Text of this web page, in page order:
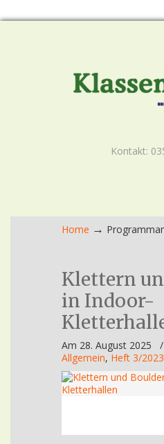
Kontakt:
Home →
Klettern
in Indoor-
Am 28. August 2025
/
Allgemein, Heft 3/2023